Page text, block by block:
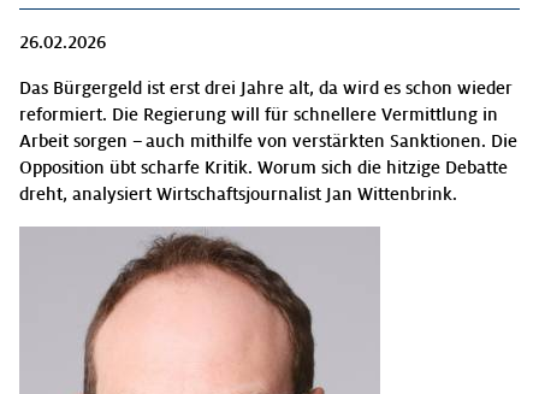
26.02.2026
Das Bürgergeld ist erst drei Jahre alt, da wird es schon wieder
reformiert. Die Regierung will für schnellere Vermittlung in
Arbeit sorgen – auch mithilfe von verstärkten Sanktionen. Die
Opposition übt scharfe Kritik. Worum sich die hitzige Debatte
dreht, analysiert Wirtschaftsjournalist Jan Wittenbrink.